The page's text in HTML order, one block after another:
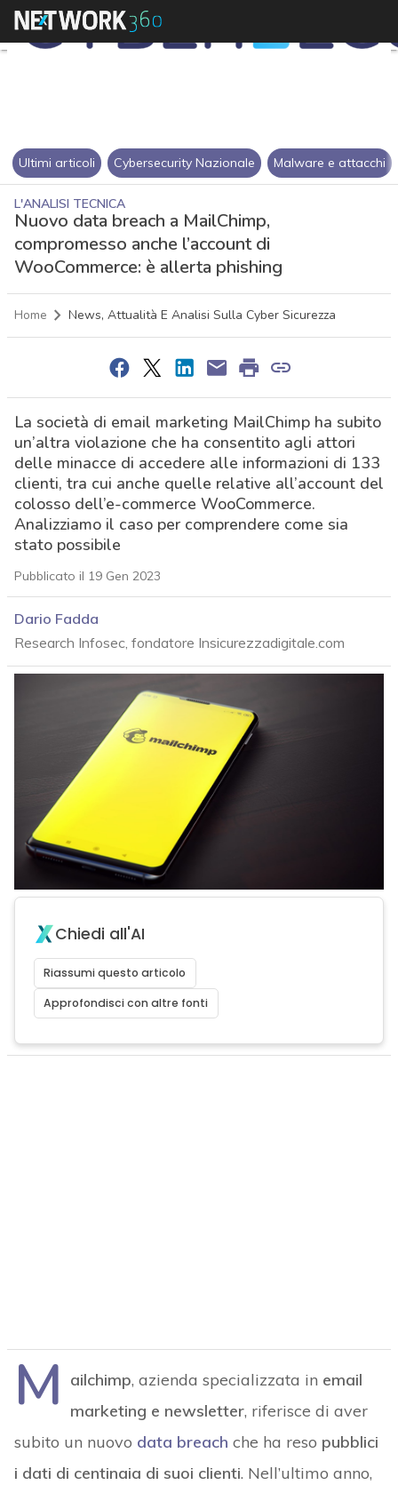
Ultimi articoli Cybersecurity Nazionale Malware e attacchi
L'ANALISI TECNICA
Nuovo data breach a MailChimp,
compromesso anche l’account di
WooCommerce: è allerta phishing
Home News, Attualità E Analisi Sulla Cyber Sicurezza
La società di email marketing MailChimp ha subito
un’altra violazione che ha consentito agli attori
delle minacce di accedere alle informazioni di 133
clienti, tra cui anche quelle relative all’account del
colosso dell’e-commerce WooCommerce.
Analizziamo il caso per comprendere come sia
stato possibile
Pubblicato il 19 Gen 2023
Dario Fadda
Research Infosec, fondatore Insicurezzadigitale.com
Chiedi all'AI
Riassumi questo articolo
Approfondisci con altre fonti
M ailchimp, azienda specializzata in email
marketing e newsletter, riferisce di aver
subito un nuovo data breach che ha reso pubblici
i dati di centinaia di suoi clienti. Nell’ultimo anno,